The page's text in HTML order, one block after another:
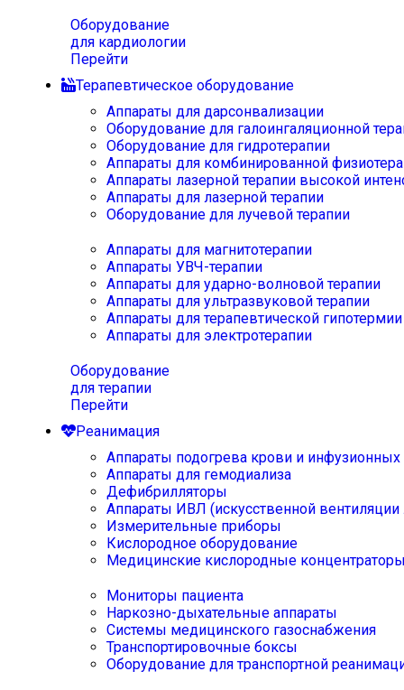
Оборудование
для кардиологии
Перейти
Терапевтическое оборудование
Аппараты для дарсонвализации
Оборудование для галоингаляционной
Оборудование для гидротерапии
Аппараты для комбинированной
Аппараты лазерной терапии высокой
Аппараты для лазерной терапии
Оборудование для лучевой терапии
Аппараты для магнитотерапии
Аппараты УВЧ-терапии
Аппараты для ударно-волновой терапии
Аппараты для ультразвуковой терапии
Аппараты для терапевтической
Аппараты для электротерапии
Оборудование
для терапии
Перейти
Реанимация
Аппараты подогрева крови и инфузионных
Аппараты для гемодиализа
Дефибрилляторы
Аппараты ИВЛ (искусственной вентиляции
Измерительные приборы
Кислородное оборудование
Медицинские кислородные
Мониторы пациента
Наркозно-дыхательные аппараты
Системы медицинского газоснабжения
Транспортировочные боксы
Оборудование для транспортной